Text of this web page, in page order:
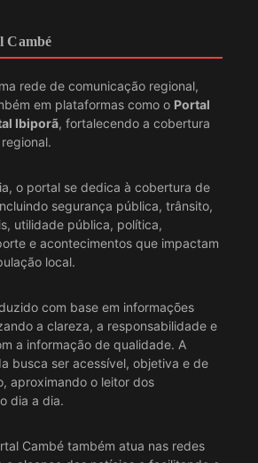
Cambé
rede de comunicação regional,
em plataformas como o Portal
Ibiporã, fortalecendo a cobertura
o portal se dedica à cobertura de
segurança pública, trânsito,
utilidade pública, política,
e acontecimentos que impactam
local.
com base em informações
a clareza, a responsabilidade e
a informação de qualidade. A
busca ser acessível, objetiva e de
aproximando o leitor dos
dia a dia.
Cambé também atua nas redes